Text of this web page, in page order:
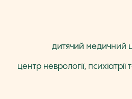
дитячий медичний
центр неврології,